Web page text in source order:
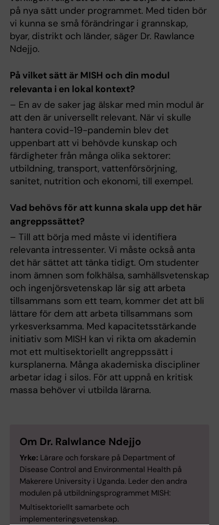
på nya sätt under programmet. Med tiden bör
vi kunna se små förändringar i grannskap,
byar, distrikt och länder, säger Dr. Rawlance
Ndejjo.
På vilket sätt är MISH och din modul
relevanta i en lokal kontext?
– En av de saker jag älskar med min modul är
att den är universellt relevant. När vi skulle
hantera covid-19-pandemin blev det
uppenbart att vi behövde kunskap och
färdigheter från många olika sektorer:
utbildning, transport, vattenförsörjning,
sanitet, nutrition och ekonomi, till exempel.
Vad behövs för att kunna skala upp det här
angreppssättet?
– Till att börja med måste vi identifiera
relevanta intressenter. Vi måste också anta
det här sättet att tänka tidigt. Om studenter
inom ämnen som folkhälsa, samhällsvetenskap
och ingenjörsvetenskap lär sig att arbeta
tillsammans som ett team, kommer det att bli
lättare för dem att arbeta tillsammans som
yrkesverksamma. Med kapacitetsstärkande
initiativ som MISH kan vi rikta om akademin
mot ett multisektoriellt angreppssätt i
kursplanerna. Många akademiska discipliner
arbetar idag i silos. För att uppnå en kritisk
massa behöver vi utbilda lärarna.
Om Dr. Ralwlance Ndejjo
Yrke: Lärare och forskare på Department of
Disease Control and Environmental Health på
Makerere University i Uganda. Leder den andra
modulen på utbildningsprogrammet MISH:
Multisektoriellt samarbete och
implementeringsvetenskap.